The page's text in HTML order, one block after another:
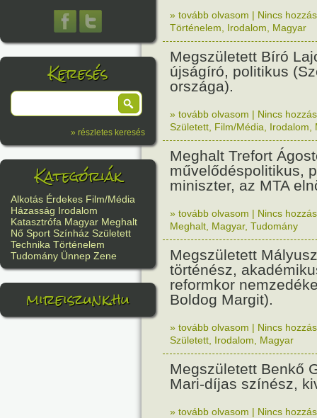
Keresés
» részletes keresés
Kategóriák
Alkotás Érdekes Film/Média
Házasság Irodalom
Katasztrófa Magyar Meghalt
Nő Sport Színház Született
Technika Történelem
Tudomány Ünnep Zene
mireiszunk.hu
» tovább olvasom | Nincs
Történelem
Irodalom Magyar
Megszületett Bíró
újságíró, politikus
országa).
» tovább olvasom | Nincs
Született Film/Média Irodalom
Meghalt Trefort
művelődéspolitikus,
miniszter, az MTA
» tovább olvasom | Nincs
Meghalt Magyar, Tudomány
Megszületett
történész,
reformkor
Boldog Margit).
» tovább olvasom | Nincs
Született Irodalom Magyar
Megszületett Benkő
Mari-díjas színész,
» tovább olvasom | Nincs